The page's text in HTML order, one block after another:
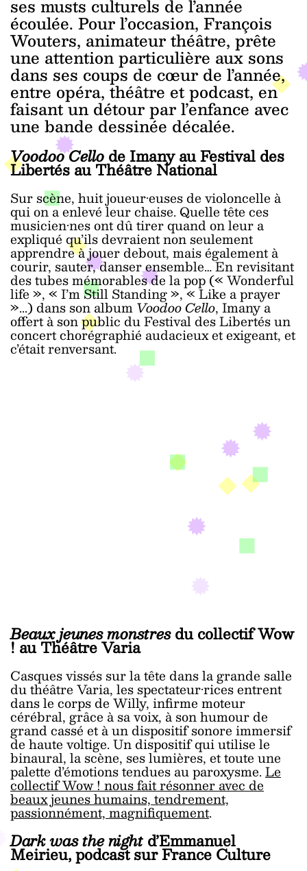
ses musts culturels de l’année
écoulée. Pour l’occasion, François
Wouters, animateur théâtre, prête
une attention particulière aux sons
dans ses coups de cœur de l’année,
entre opéra, théâtre et podcast, en
faisant un détour par l’enfance avec
une bande dessinée décalée.
Voodoo Cello de Imany au Festival des
Libertés au Théâtre National
Sur scène, huit joueur·euses de violoncelle à
qui on a enlevé leur chaise. Quelle tête ces
musicien·nes ont dû tirer quand on leur a
expliqué qu’ils devraient non seulement
apprendre à jouer debout, mais également à
courir, sauter, danser ensemble… En revisitant
des tubes mémorables de la pop (« Wonderful
life », « I’m Still Standing », « Like a prayer
»...) dans son albumVoodoo Cello, Imany a
offert à son public du Festival des Libertés un
concert chorégraphié audacieux et exigeant, et
c’était renversant.
Beaux jeunes monstresdu collectif Wow
! au Théâtre Varia
Casques vissés sur la tête dans la grande salle
du théâtre Varia, les spectateur·rices entrent
dans le corps de Willy, infirme moteur
cérébral, grâce à sa voix, à son humour de
grand cassé et à un dispositif sonore immersif
de haute voltige. Un dispositif qui utilise le
binaural, la scène, ses lumières, et toute une
palette d’émotions tendues au paroxysme.Le
collectif Wow ! nous fait résonner avec de
beaux jeunes humains, tendrement,
passionnément, magnifiquement.
Dark was the night d’Emmanuel
Meirieu, podcast sur France Culture